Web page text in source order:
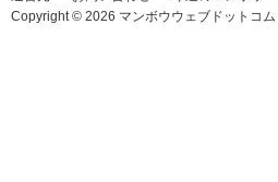
Copyright © 2026 マンボウウェブドットコム